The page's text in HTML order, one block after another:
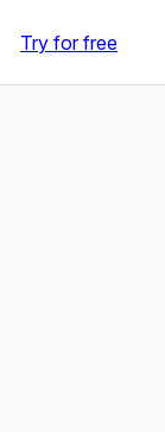
Try for free